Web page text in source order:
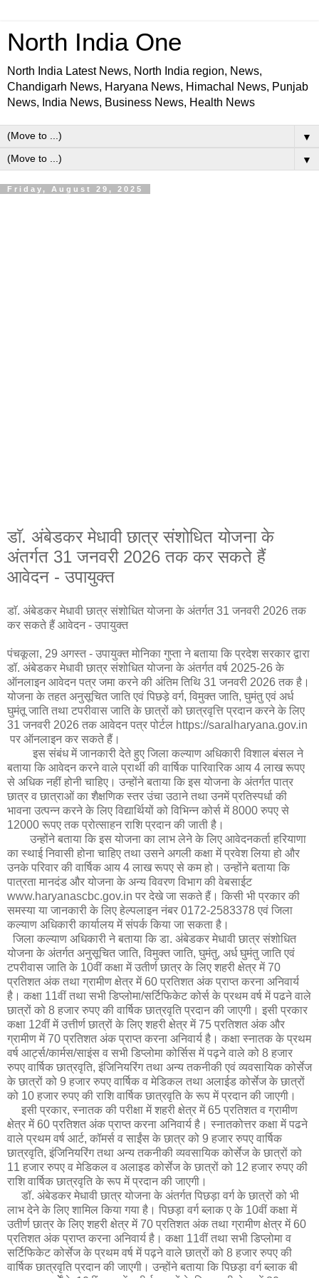
North India One
North India Latest News, North India region, News,
Chandigarh News, Haryana News, Himachal News, Punjab
News, India News, Business News, Health News
▼
▼
Friday, August 29, 2025
डाॅ. अंबेडकर मेधावी छात्र संशोधित योजना के
अंतर्गत 31 जनवरी 2026 तक कर सकते हैं
आवेदन - उपायुक्त
डाॅ. अंबेडकर मेधावी छात्र संशोधित योजना के अंतर्गत 31 जनवरी 2026 तक
कर सकते हैं आवेदन - उपायुक्त
पंचकूला, 29 अगस्त - उपायुक्त मोनिका गुप्ता ने बताया कि प्रदेश सरकार द्वारा
डॉ. अंबेडकर मेधावी छात्र संशोधित योजना के अंतर्गत वर्ष 2025-26 के
ऑनलाइन आवेदन पत्र जमा करने की अंतिम तिथि 31 जनवरी 2026 तक है।
योजना के तहत अनुसूचित जाति एवं पिछड़े वर्ग, विमुक्त जाति, घुमंतु एवं अर्ध
घुमंतू जाति तथा टपरीवास जाति के छात्रों को छात्रवृत्ति प्रदान करने के लिए
31 जनवरी 2026 तक आवेदन पत्र पोर्टल https://saralharyana.gov.in
पर ऑनलाइन कर सकते हैं।
इस संबंध में जानकारी देते हुए जिला कल्याण अधिकारी विशाल बंसल ने
बताया कि आवेदन करने वाले प्रार्थी की वार्षिक पारिवारिक आय 4 लाख रूपए
से अधिक नहीं होनी चाहिए। उन्होंने बताया कि इस योजना के अंतर्गत पात्र
छात्र व छात्राओं का शैक्षणिक स्तर उंचा उठाने तथा उनमें प्रतिस्पर्धा की
भावना उत्पन्न करने के लिए विद्यार्थियों को विभिन्न कोर्स में 8000 रुपए से
12000 रूपए तक प्रोत्साहन राशि प्रदान की जाती है।
उन्होंने बताया कि इस योजना का लाभ लेने के लिए आवेदनकर्ता हरियाणा
का स्थाई निवासी होना चाहिए तथा उसने अगली कक्षा में प्रवेश लिया हो और
उनके परिवार की वार्षिक आय 4 लाख रूपए से कम हो। उन्होंने बताया कि
पात्रता मानदंड और योजना के अन्य विवरण विभाग की वेबसाईट
www.haryanascbc.gov.in पर देखे जा सकते हैं। किसी भी प्रकार की
समस्या या जानकारी के लिए हेल्पलाइन नंबर 0172-2583378 एवं जिला
कल्याण अधिकारी कार्यालय में संपर्क किया जा सकता है।
जिला कल्याण अधिकारी ने बताया कि डा. अंबेडकर मेधावी छात्र संशोधित
योजना के अंतर्गत अनुसूचित जाति, विमुक्त जाति, घुमंतु, अर्ध घुमंतु जाति एवं
टपरीवास जाति के 10वीं कक्षा में उतीर्ण छात्र के लिए शहरी क्षेत्र में 70
प्रतिशत अंक तथा ग्रामीण क्षेत्र में 60 प्रतिशत अंक प्राप्त करना अनिवार्य
है। कक्षा 11वीं तथा सभी डिप्लोमा/सर्टिफिकेट कोर्स के प्रथम वर्ष में पढने वाले
छात्रों को 8 हजार रुपए की वार्षिक छात्रवृति प्रदान की जाएगी। इसी प्रकार
कक्षा 12वीं में उत्तीर्ण छात्रों के लिए शहरी क्षेत्र में 75 प्रतिशत अंक और
ग्रामीण में 70 प्रतिशत अंक प्राप्त करना अनिवार्य है। कक्षा स्नातक के प्रथम
वर्ष आर्ट्स/कार्मस/साइंस व सभी डिप्लोमा कोर्सिस में पढ़ने वाले को 8 हजार
रुपए वार्षिक छात्रवृति, इंजिनियरिंग तथा अन्य तकनीकी एवं व्यवसायिक कोर्सेज
के छात्रों को 9 हजार रुपए वार्षिक व मेडिकल तथा अलाईड कोर्सेज के छात्रों
को 10 हजार रुपए की राशि वार्षिक छात्रवृति के रूप में प्रदान की जाएगी।
इसी प्रकार, स्नातक की परीक्षा में शहरी क्षेत्र में 65 प्रतिशत व ग्रामीण
क्षेत्र में 60 प्रतिशत अंक प्राप्त करना अनिवार्य है। स्नातकोत्तर कक्षा में पढने
वाले प्रथम वर्ष आर्ट, कॉमर्स व साईंस के छात्र को 9 हजार रुपए वार्षिक
छात्रवृति, इंजिनियरिंग तथा अन्य तकनीकी व्यवसायिक कोर्सेज के छात्रों को
11 हजार रुपए व मेडिकल व अलाइड कोर्सेज के छात्रों को 12 हजार रुपए की
राशि वार्षिक छात्रवृति के रूप में प्रदान की जाएगी।
डॉ. अंबेडकर मेधावी छात्र योजना के अंतर्गत पिछड़ा वर्ग के छात्रों को भी
लाभ देने के लिए शामिल किया गया है। पिछड़ा वर्ग ब्लाक ए के 10वीं कक्षा में
उतीर्ण छात्र के लिए शहरी क्षेत्र में 70 प्रतिशत अंक तथा ग्रामीण क्षेत्र में 60
प्रतिशत अंक प्राप्त करना अनिवार्य है। कक्षा 11वीं तथा सभी डिप्लोमा व
सर्टिफिकेट कोर्सेज के प्रथम वर्ष में पढ़ने वाले छात्रों को 8 हजार रुपए की
वार्षिक छात्रवृति प्रदान की जाएगी। उन्होंने बताया कि पिछड़ा वर्ग ब्लाक बी